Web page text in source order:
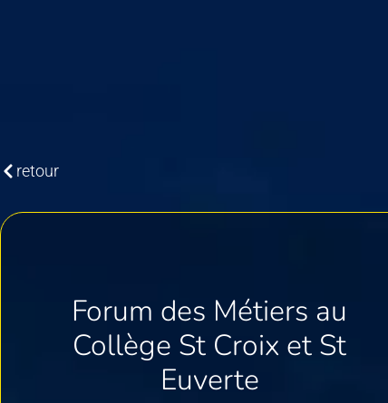
retour
Forum des Métiers au
Collège St Croix et St
Euverte